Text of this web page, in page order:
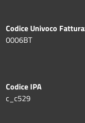
Codice Univoco
0006BT
Codice IPA
c_c529